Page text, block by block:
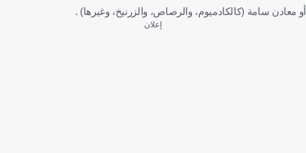
أو معادن سامة (كالكادميوم، والرصاص، والزرنيخ، وغيرها) .
إعلان